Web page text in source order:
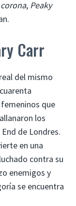
, Peaky
Carr
del mismo
que
los
de Londres.
en una
contra su
enemigos y
se encuentra